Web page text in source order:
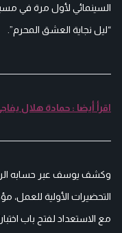
السينمائي لأول مرة في
“ليل نجاية العشق المحرم”.
اقرأ أيضا : حمادة هلال
وكشف يوسف عبر حسابه
التحضيرات الأولية للعمل،
مع الاستعداد لفتح باب